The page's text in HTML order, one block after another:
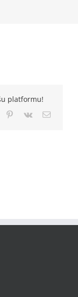
platformu!
Pinterest
Vk Email